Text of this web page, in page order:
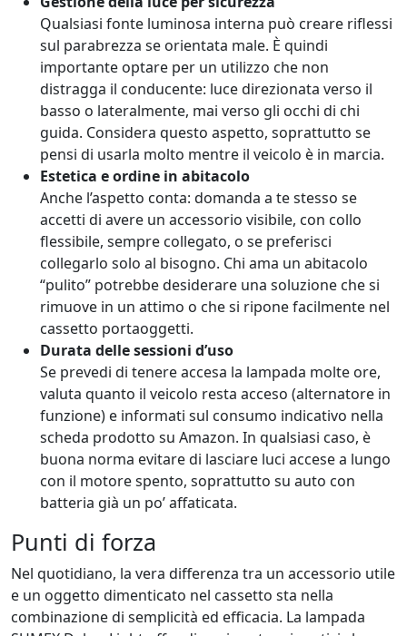
Qualsiasi fonte luminosa interna può creare riflessi
sul parabrezza se orientata male. È quindi
importante optare per un utilizzo che non
distragga il conducente: luce direzionata verso il
basso o lateralmente, mai verso gli occhi di chi
guida. Considera questo aspetto, soprattutto se
pensi di usarla molto mentre il veicolo è in marcia.
Estetica e ordine in abitacolo
Anche l’aspetto conta: domanda a te stesso se
accetti di avere un accessorio visibile, con collo
flessibile, sempre collegato, o se preferisci
collegarlo solo al bisogno. Chi ama un abitacolo
“pulito” potrebbe desiderare una soluzione che si
rimuove in un attimo o che si ripone facilmente nel
cassetto portaoggetti.
Durata delle sessioni d’uso
Se prevedi di tenere accesa la lampada molte ore,
valuta quanto il veicolo resta acceso (alternatore in
funzione) e informati sul consumo indicativo nella
scheda prodotto su Amazon. In qualsiasi caso, è
buona norma evitare di lasciare luci accese a lungo
con il motore spento, soprattutto su auto con
batteria già un po’ affaticata.
Punti di forza
Nel quotidiano, la vera differenza tra un accessorio utile
e un oggetto dimenticato nel cassetto sta nella
combinazione di semplicità ed efficacia. La lampada